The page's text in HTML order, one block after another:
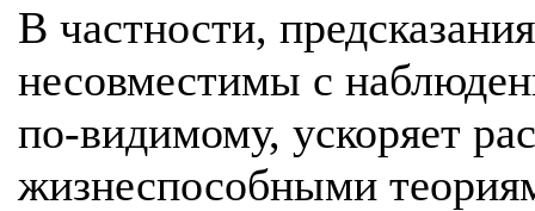
В частности,
несовместимы с
по-видимому, ускоряет
жизнеспособными